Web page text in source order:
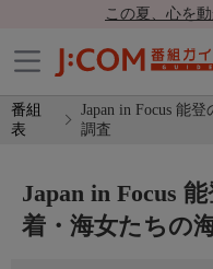
この夏、心を
番組
表
Japan in Focus 能
調査
Japan in Focus
着・海女たちの